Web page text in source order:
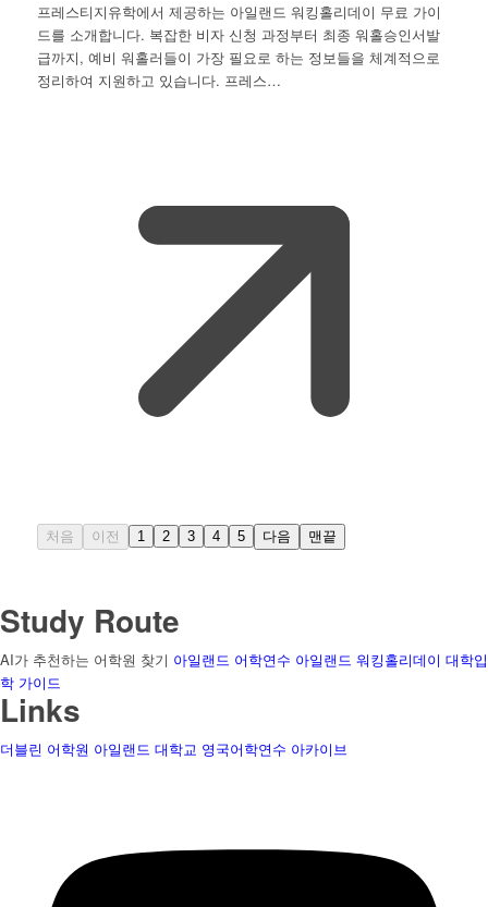
프레스티지유학에서 제공하는 아일랜드 워킹홀리데이 무료 가이
드를 소개합니다. 복잡한 비자 신청 과정부터 최종 워홀승인서발
급까지, 예비 워홀러들이 가장 필요로 하는 정보들을 체계적으로
정리하여 지원하고 있습니다. 프레스…
처음 이전 1 2 3 4 5 다음 맨끝
Study Route
AI가 추천하는 어학원 찾기 아일랜드 어학연수 아일랜드 워킹홀리데이 대학입
학 가이드
Links
더블린 어학원 아일랜드 대학교 영국어학연수 아카이브